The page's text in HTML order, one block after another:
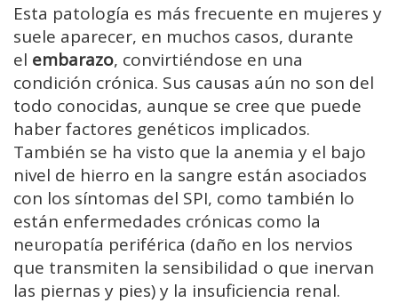
Esta patología es más frecuente en mujeres y
suele aparecer, en muchos casos, durante
el embarazo, convirtiéndose en una
condición crónica. Sus causas aún no son del
todo conocidas, aunque se cree que puede
haber factores genéticos implicados.
También se ha visto que la anemia y el bajo
nivel de hierro en la sangre están asociados
con los síntomas del SPI, como también lo
están enfermedades crónicas como la
neuropatía periférica (daño en los nervios
que transmiten la sensibilidad o que inervan
las piernas y pies) y la insuficiencia renal.